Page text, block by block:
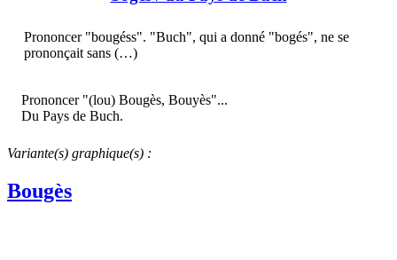
Prononcer "bougéss". "Buch", qui a donné "bogés", ne se
prononçait sans (…)
Prononcer "(lou) Bougès, Bouyès"...
Du Pays de Buch.
Variante(s) graphique(s) :
Bougès